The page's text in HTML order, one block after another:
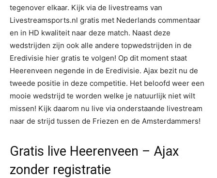
tegenover elkaar. Kijk via de livestreams van
Livestreamsports.nl gratis met Nederlands commentaar
en in HD kwaliteit naar deze match. Naast deze
wedstrijden zijn ook alle andere topwedstrijden in de
Eredivisie hier gratis te volgen! Op dit moment staat
Heerenveen negende in de Eredivisie. Ajax bezit nu de
tweede positie in deze competitie. Het beloofd weer een
mooie wedstrijd te worden welke je natuurlijk niet wilt
missen! Kijk daarom nu live via onderstaande livestream
naar de strijd tussen de Friezen en de Amsterdammers!
Gratis live Heerenveen – Ajax
zonder registratie